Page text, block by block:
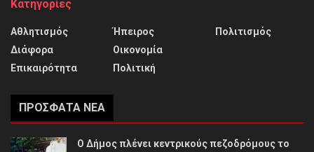
Κατηγορίες
Αθλητισμός
Διάφορα
Επικαιρότητα
Ήπειρος
Οικονομία
Πολιτική
Πολιτισμός
ΠΡΌΣΦΑΤΑ ΝΈΑ
Ο Δήμος πλένει κεντρικούς πεζοδρόμους το